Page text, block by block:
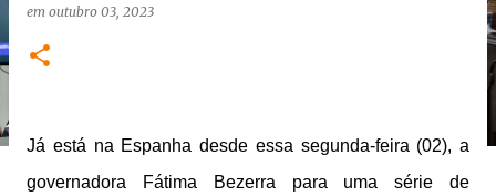
em outubro 03, 2023
Já está na Espanha desde essa segunda-feira (02), a
governadora Fátima Bezerra para uma série de